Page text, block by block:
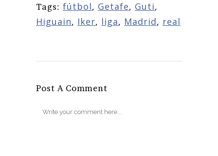
Tags: fútbol, Getafe, Guti,
Higuain, Iker, liga, Madrid, real
Post A Comment